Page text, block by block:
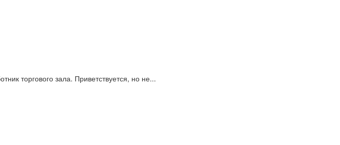
торгового зала. Приветствуется, но не...